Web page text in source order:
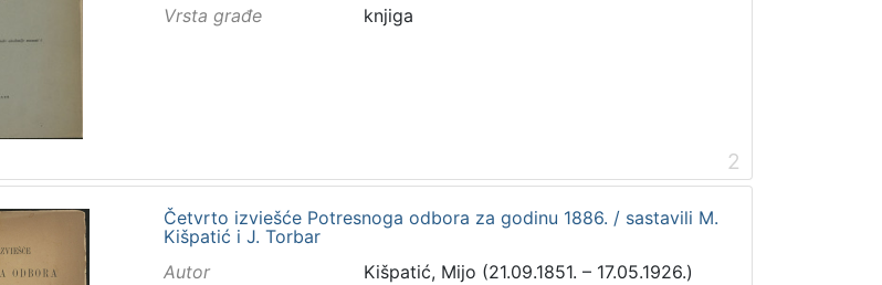
Vrsta građe
knjiga
2
Četvrto izviešće Potresnoga odbora za godinu 1886. / sastavili M.
Kišpatić i J. Torbar
Autor
Kišpatić, Mijo (21.09.1851. – 17.05.1926.)